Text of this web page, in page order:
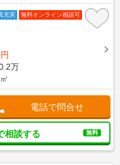
充実
無料オンライン相談可
万
電話で問合せ
相談する 無料